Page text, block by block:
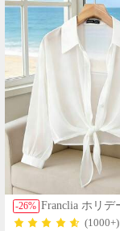
-26% Franclia ホリデ
ホワイト シア
(1000+)